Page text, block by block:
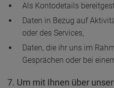
Als Kontodetails
Daten in Bezug auf
oder des Services,
Daten, die ihr uns im
Gesprächen oder bei
7. Um mit Ihnen über